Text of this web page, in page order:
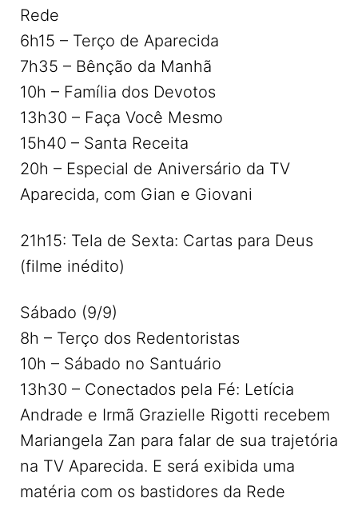
Rede
6h15 – Terço de Aparecida
7h35 – Bênção da Manhã
10h – Família dos Devotos
13h30 – Faça Você Mesmo
15h40 – Santa Receita
20h – Especial de Aniversário da TV
Aparecida, com Gian e Giovani
21h15: Tela de Sexta: Cartas para Deus
(filme inédito)
Sábado (9/9)
8h – Terço dos Redentoristas
10h – Sábado no Santuário
13h30 – Conectados pela Fé: Letícia
Andrade e Irmã Grazielle Rigotti recebem
Mariangela Zan para falar de sua trajetória
na TV Aparecida. E será exibida uma
matéria com os bastidores da Rede